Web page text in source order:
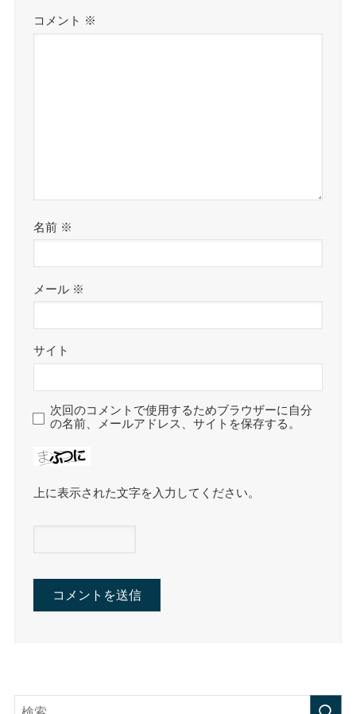
コメント ※
名前 ※
メール ※
サイト
次回のコメントで使用するためブラウザーに自分
の名前、メールアドレス、サイトを保存する。
上に表示された文字を入力してください。